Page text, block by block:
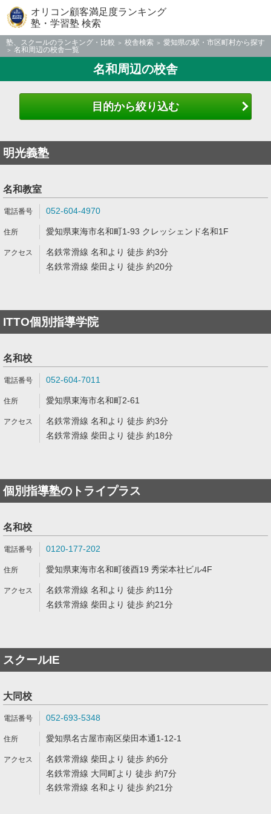
オリコン顧客満足度ランキング
塾・学習塾 検索
塾、スクールのランキング・比較 校舎検索
愛知県の駅・市区町村から探す
名和周辺の校舎一覧
名和周辺の校舎
目的から絞り込む
明光義塾
名和教室
052-604-4970
愛知県東海市名和町1-93 クレッシェンド名和1F
名鉄常滑線 名和より 徒歩 約3分
名鉄常滑線 柴田より 徒歩 約20分
ITTO個別指導学院
名和校
052-604-7011
愛知県東海市名和町2-61
名鉄常滑線 名和より 徒歩 約3分
名鉄常滑線 柴田より 徒歩 約18分
個別指導塾のトライプラス
名和校
0120-177-202
愛知県東海市名和町後酉19 秀栄本社ビル4F
名鉄常滑線 名和より 徒歩 約11分
名鉄常滑線 柴田より 徒歩 約21分
スクールIE
大同校
052-693-5348
愛知県名古屋市南区柴田本通1-12-1
名鉄常滑線 柴田より 徒歩 約6分
名鉄常滑線 大同町より 徒歩 約7分
名鉄常滑線 名和より 徒歩 約21分